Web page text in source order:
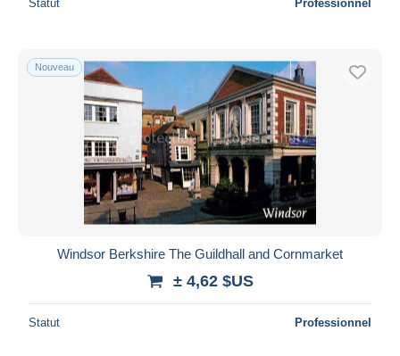
Statut Professionnel
Nouveau
Windsor Berkshire The Guildhall and Cornmarket
± 4,62 $US
Statut Professionnel